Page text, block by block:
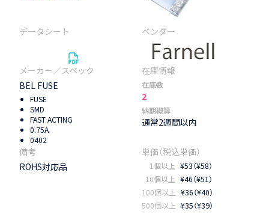
BEL FUSE
FUSE
SMD
FAST ACTING
0.75A
0402
在庫数
2
納期概算
通常2週間以内
ROHS対応品 1個以上 ¥53（¥58）
10個以上 ¥46（¥51）
100個以上 ¥36（¥40）
500個以上 ¥35（¥39）